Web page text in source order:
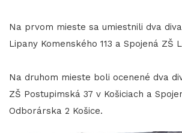
Na prvom mieste sa umiestnili dva
Lipany Komenského 113 a Spojená ZŠ
Na druhom mieste boli ocenené dva
ZŠ Postupimská 37 v Košiciach a
Odborárska 2 Košice.